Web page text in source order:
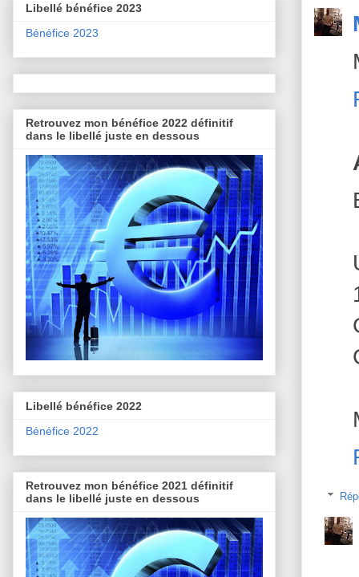
Libellé bénéfice 2023
Bénéfice 2023
Retrouvez mon bénéfice 2022 définitif
dans le libellé juste en dessous
Libellé bénéfice 2022
Bénéfice 2022
Retrouvez mon bénéfice 2021 définitif
dans le libellé juste en dessous